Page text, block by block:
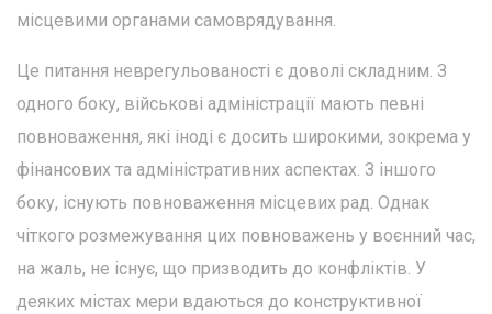
місцевими органами самоврядування.
Це питання неврегульованості є доволі складним. З
одного боку, військові адміністрації мають певні
повноваження, які іноді є досить широкими, зокрема у
фінансових та адміністративних аспектах. З іншого
боку, існують повноваження місцевих рад. Однак
чіткого розмежування цих повноважень у воєнний час,
на жаль, не існує, що призводить до конфліктів. У
деяких містах мери вдаються до конструктивної